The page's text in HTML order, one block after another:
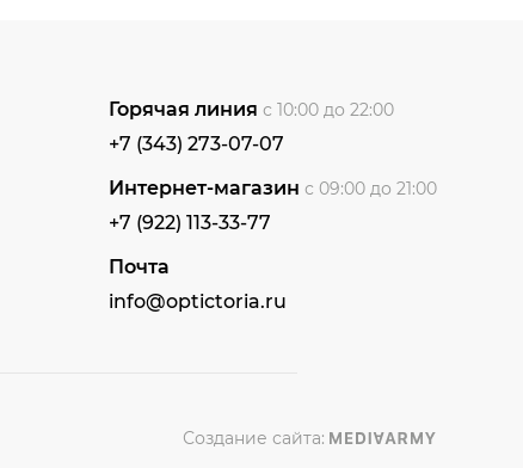
Горячая линия с 10:00 до 22:00
+7 (343) 273-07-07
Интернет-магазин с 09:00 до 21:00
+7 (922) 113-33-77
Почта
info@optictoria.ru
Создание сайта: